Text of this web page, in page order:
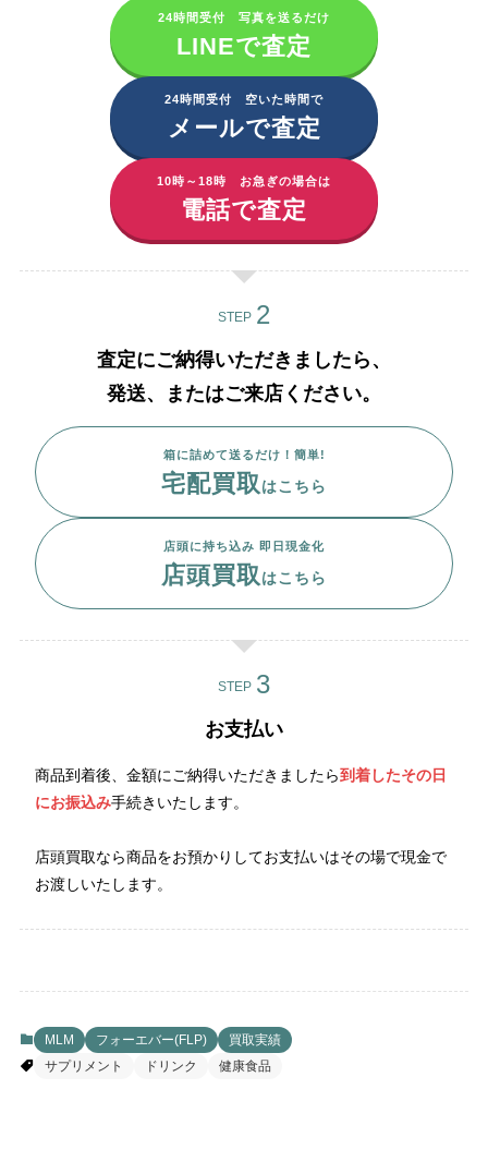
24時間受付 写真を送るだけ
LINEで査定
24時間受付 空いた時間で
メールで査定
10時～18時 お急ぎの場合は
電話で査定
STEP
査定にご納得いただきましたら、
発送、またはご来店ください。
箱に詰めて送るだけ！簡単!
宅配買取 はこちら
店頭に持ち込み 即日現金化
店頭買取 はこちら
STEP
お支払い
商品到着後、金額にご納得いただきましたら到着したその日
にお振込み手続きいたします。
店頭買取なら商品をお預かりしてお支払いはその場で現金で
お渡しいたします。
MLM フォーエバー(FLP)
買取実績
サプリメント
ドリンク 健康食品